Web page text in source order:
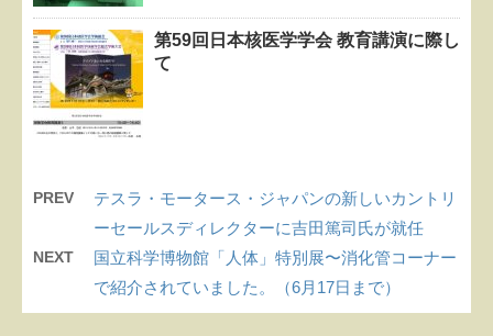
第59回日本核医学学会 教育講演に際し
て
PREV
テスラ・モータース・ジャパンの新しいカントリ
ーセールスディレクターに吉田篤司氏が就任
NEXT
国立科学博物館「人体」特別展〜消化管コーナー
で紹介されていました。（6月17日まで）